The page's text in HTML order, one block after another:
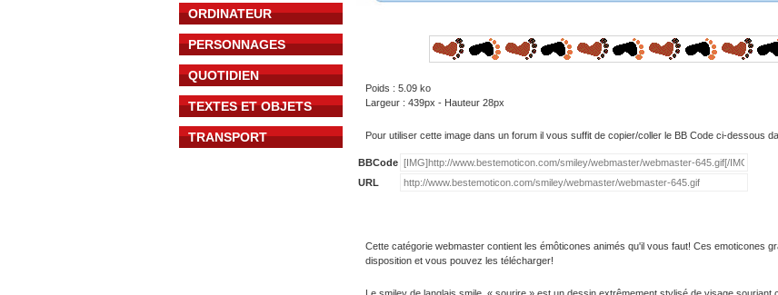
ORDINATEUR
PERSONNAGES
QUOTIDIEN
TEXTES ET OBJETS
TRANSPORT
Poids : 5.09 ko
Largeur : 439px - Hauteur 28px
Pour utiliser cette image dans un forum il vous suffit de copier/coller le BB Code ci-dessous
BBCode
URL
Cette catégorie webmaster contient les émôticones animés qu'il vous faut! Ces emoticones
disposition et vous pouvez les télécharger!